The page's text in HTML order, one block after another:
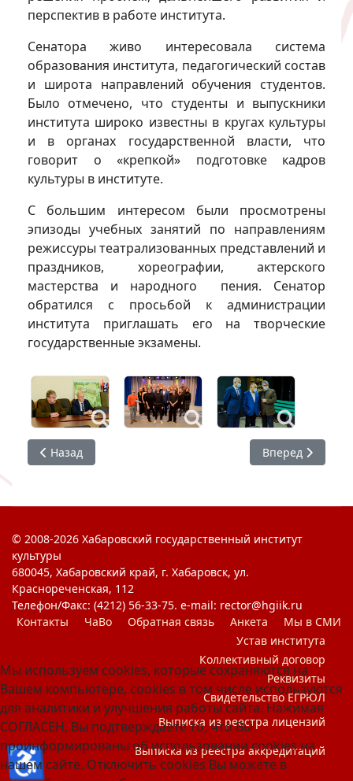
перспектив в работе института.
Сенатора живо интересовала система
образования института, педагогический состав
и широта направлений обучения студентов.
Было отмечено, что студенты и выпускники
института широко известны в кругах культуры
и в органах государственной власти, что
говорит о «крепкой» подготовке кадров
культуры в институте.
С большим интересом были просмотрены
эпизоды учебных занятий по направлениям
режиссуры театрализованных представлений и
праздников, хореографии, актерского
мастерства и народного пения. Сенатор
обратился с просьбой к администрации
института приглашать его на творческие
государственные экзамены.
Предыдущий: Международный день борьбы с
Назад Следующий:
Вперед
© 2008-2026 Хабаровский государственный институт
культуры
680045, Хабаровский край, г. Хабаровск, ул.
Краснореченская, 112
Телефон/Факс: (4212) 56-33-75. e-mail: rector@hgiik.ru
Контакты
ЧаВо Обратная связь Анкета
Мы в СМИ
Устав института
Коллективный договор
Реквизиты
Свидетельство ЕГРЮЛ
Выписка из реестра лицензий
Выписка из реестра аккредитаций
Мы используем cookies, которые сохраняются на
Вашем компьютере, cookies в том числе используются
для аналитики и улучшения работы сайта. Нажимая
СОГЛАСЕН, Вы подтверждаете то, что Вы
проинформированы об использовании cookies на
нашем сайте. Отключить cookies Вы можете в